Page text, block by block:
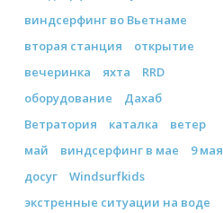
виндсерфинг во Вьетнаме
вторая станция
открытие
вечеринка
яхта
RRD
оборудование
Дахаб
Ветратория
каталка
ветер
май
виндсерфинг в мае
9 мая
досуг
Windsurfkids
экстренные ситуации на воде